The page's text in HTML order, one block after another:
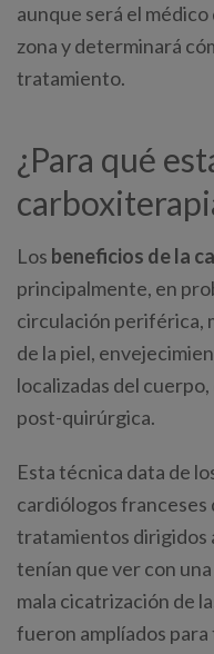
aunque será el
zona y determinará
tratamiento.
¿Para qué
Los beneficios de la
principalmente, en
circulación periférica,
de la piel,
localizadas del
post-quirúrgica.
Esta técnica data de
cardiólogos
tratamientos dirigidos
tenían que ver con
mala cicatrización de
fueron amplíados